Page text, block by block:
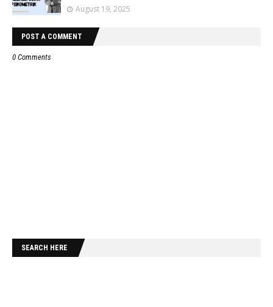
August 19, 2025
POST A COMMENT
0 Comments
SEARCH HERE